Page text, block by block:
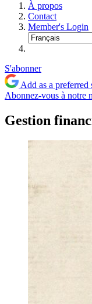
À propos
Contact
Member's Login
S'abonner
Add as a
Abonnez-vous à notre
Gestion